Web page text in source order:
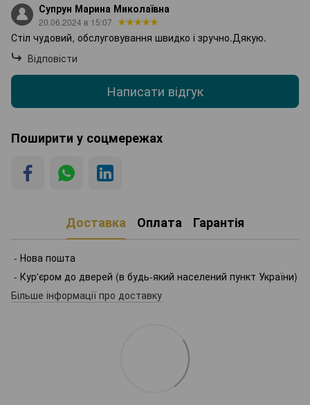
Супрун Марина Миколаївна
20.06.2024 в 15:07
Стіл чудовий, обслуговування швидко і зручно.Дякую.
Відповісти
Написати відгук
Поширити у соцмережах
Доставка Оплата Гарантія
- Нова пошта
- Кур'єром до дверей (в будь-який населений пункт України)
Більше інформації про доставку